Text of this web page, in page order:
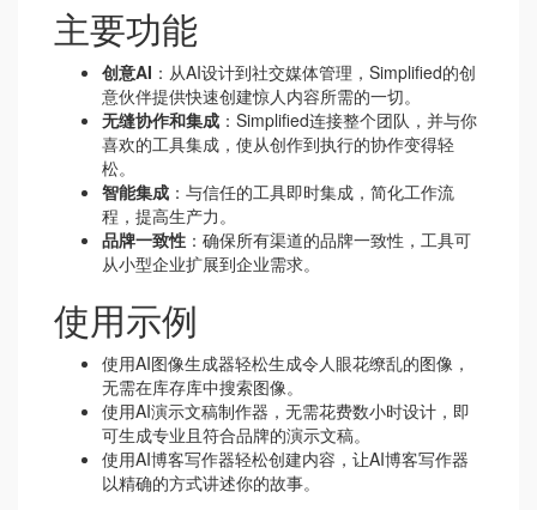
主要功能
创意AI ：从AI设计到社交媒体管理，Simplified的创
意伙伴提供快速创建惊人内容所需的一切。
无缝协作和集成 ：Simplified连接整个团队，并与你
喜欢的工具集成，使从创作到执行的协作变得轻
松。
智能集成 ：与信任的工具即时集成，简化工作流
程，提高生产力。
品牌一致性 ：确保所有渠道的品牌一致性，工具可
从小型企业扩展到企业需求。
使用示例
使用AI图像生成器轻松生成令人眼花缭乱的图像，
无需在库存库中搜索图像。
使用AI演示文稿制作器，无需花费数小时设计，即
可生成专业且符合品牌的演示文稿。
使用AI博客写作器轻松创建内容，让AI博客写作器
以精确的方式讲述你的故事。